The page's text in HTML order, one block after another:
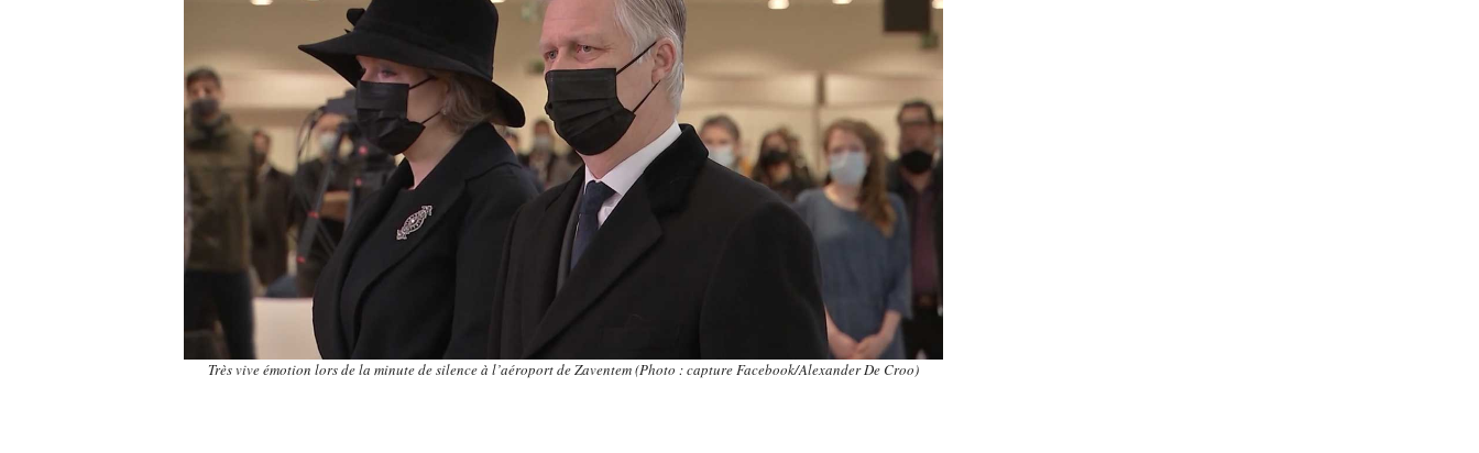
Très vive émotion lors de la minute de silence à l’aéroport de Zaventem (Photo : capture Facebook/Alexander De Croo)